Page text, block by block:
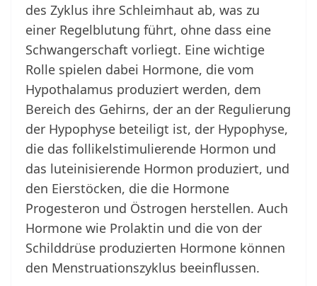
des Zyklus ihre Schleimhaut ab, was zu
einer Regelblutung führt, ohne dass eine
Schwangerschaft vorliegt. Eine wichtige
Rolle spielen dabei Hormone, die vom
Hypothalamus produziert werden, dem
Bereich des Gehirns, der an der Regulierung
der Hypophyse beteiligt ist, der Hypophyse,
die das follikelstimulierende Hormon und
das luteinisierende Hormon produziert, und
den Eierstöcken, die die Hormone
Progesteron und Östrogen herstellen. Auch
Hormone wie Prolaktin und die von der
Schilddrüse produzierten Hormone können
den Menstruationszyklus beeinflussen.